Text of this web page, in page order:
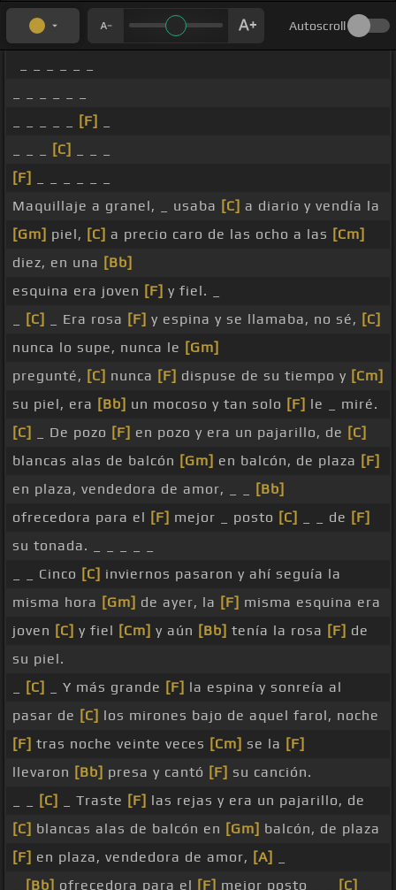
Autoscroll
[F]
[C]
[F]
Maquillaje a granel, _ usaba [C] a diario y vendía la
[Gm] piel, [C] a precio caro de las ocho a las [Cm]
diez, en una [Bb]
esquina era joven [F] y fiel. _
[C] _ Era rosa [F] y espina y se llamaba, no sé, [C]
nunca lo supe, nunca le [Gm]
pregunté, [C] nunca [F] dispuse de su tiempo y [Cm]
su piel, era [Bb] un mocoso y tan solo [F] le _ miré.
[C]
_ De pozo [F] en pozo y era un pajarillo, de [C]
blancas alas de balcón [Gm] en balcón, de plaza [F]
en plaza, vendedora de amor, _ _
[Bb]
ofrecedora para el [F] mejor _ posto [C] _ _ de [F]
su tonada. _ _ _ _ _
_ _ Cinco [C] inviernos pasaron y ahí seguía la
misma hora [Gm] de ayer, la [F] misma esquina era
joven [C] y fiel [Cm] y aún [Bb] tenía la rosa [F] de
su piel.
[C] _ Y más grande [F] la espina y sonreía al
pasar de [C] los mirones bajo de aquel farol, noche
[F] tras noche veinte veces [Cm] se la [F]
llevaron [Bb] presa y cantó [F] su canción.
[C] _ Traste [F] las rejas y era un pajarillo, de
[C] blancas alas de balcón en [Gm] balcón, de plaza
[F] en plaza, vendedora de amor, [A]
[Bb] ofrecedora para el [F] mejor posto _ _ [C]